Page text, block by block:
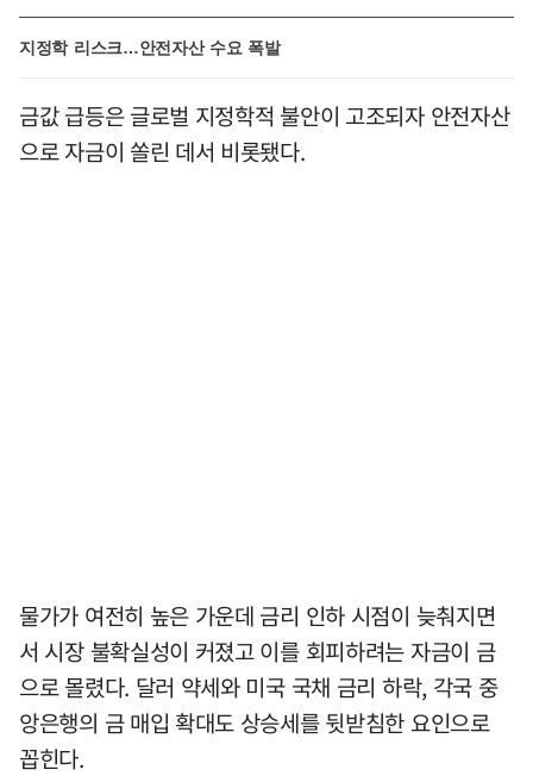
지정학 리스크…안전자산 수요 폭발
금값 급등은 글로벌 지정학적 불안이 고조되자 안전자산
으로 자금이 쏠린 데서 비롯됐다.
물가가 여전히 높은 가운데 금리 인하 시점이 늦춰지면
서 시장 불확실성이 커졌고 이를 회피하려는 자금이 금
으로 몰렸다. 달러 약세와 미국 국채 금리 하락, 각국 중
앙은행의 금 매입 확대도 상승세를 뒷받침한 요인으로
꼽힌다.